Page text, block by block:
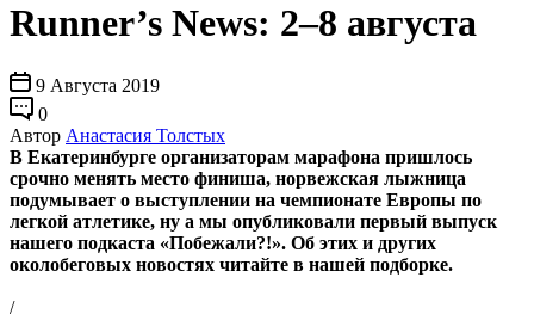
Runner’s News: 2–8 августа
9 Августа 2019
0
Автор Анастасия Толстых
В Екатеринбурге организаторам марафона пришлось
срочно менять место финиша, норвежская лыжница
подумывает о выступлении на чемпионате Европы по
легкой атлетике, ну а мы опубликовали первый выпуск
нашего подкаста «Побежали?!». Об этих и других
околобеговых новостях читайте в нашей подборке.
/